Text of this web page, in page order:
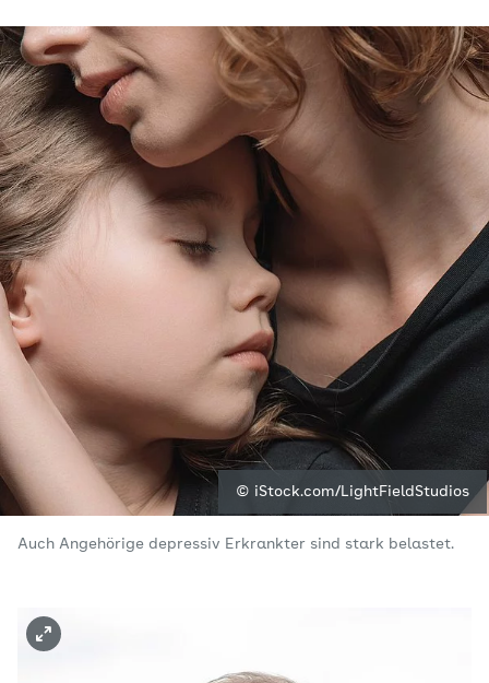
© iStock.com/LightFieldStudios
Auch Angehörige depressiv Erkrankter sind stark belastet.